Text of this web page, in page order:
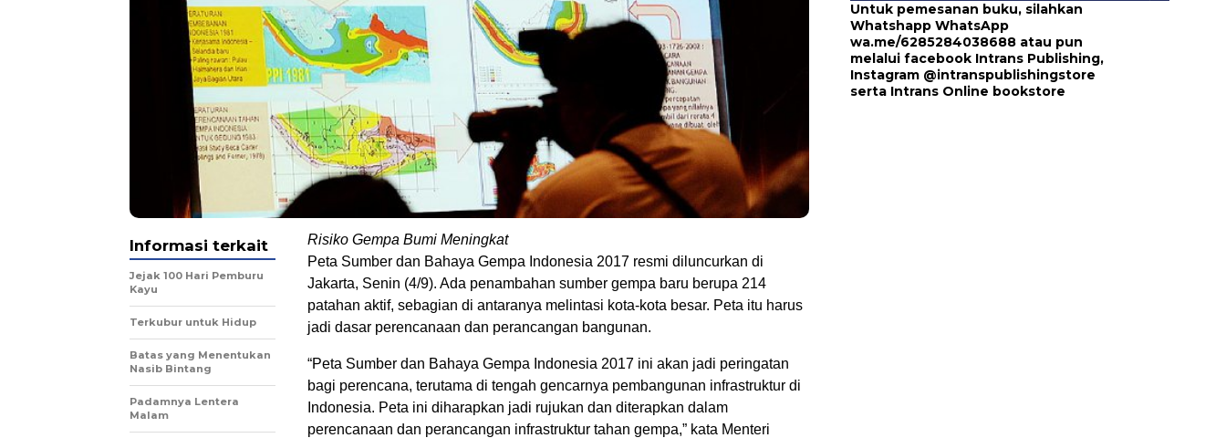
Risiko Gempa Bumi Meningkat
Peta Sumber dan Bahaya Gempa Indonesia 2017 resmi diluncurkan di
Jakarta, Senin (4/9). Ada penambahan sumber gempa baru berupa 214
patahan aktif, sebagian di antaranya melintasi kota-kota besar. Peta itu harus
jadi dasar perencanaan dan perancangan bangunan.
“Peta Sumber dan Bahaya Gempa Indonesia 2017 ini akan jadi peringatan
bagi perencana, terutama di tengah gencarnya pembangunan infrastruktur di
Indonesia. Peta ini diharapkan jadi rujukan dan diterapkan dalam
perencanaan dan perancangan infrastruktur tahan gempa,” kata Menteri
Informasi terkait
Jejak 100 Hari Pemburu
Kayu
Terkubur untuk Hidup
Batas yang Menentukan
Nasib Bintang
Padamnya Lentera
Malam
Untuk pemesanan buku, silahkan
Whatshapp WhatsApp
wa.me/6285284038688 atau pun
melalui facebook Intrans Publishing,
Instagram @intranspublishingstore
serta Intrans Online bookstore